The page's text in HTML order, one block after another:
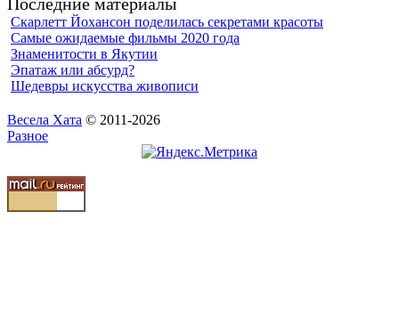
Скарлетт Йохансон поделилась секретами красоты
Самые ожидаемые фильмы 2020 года
Знаменитости в Якутии
Эпатаж или абсурд?
Шедевры искусства живописи
Весела Хата © 2011-2026
Разное